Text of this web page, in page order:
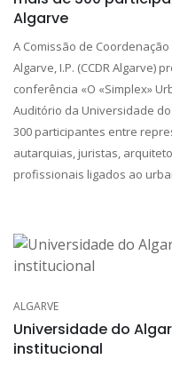
Algarve
A Comissão de
Algarve, I.P. (CCDR Algarve)
conferência «O «Simplex»
Auditório da Universidade
300 participantes entre
autarquias, juristas,
profissionais ligados ao
ALGARVE
Universidade do
institucional